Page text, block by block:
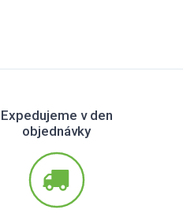
Expedujeme v den
objednávky